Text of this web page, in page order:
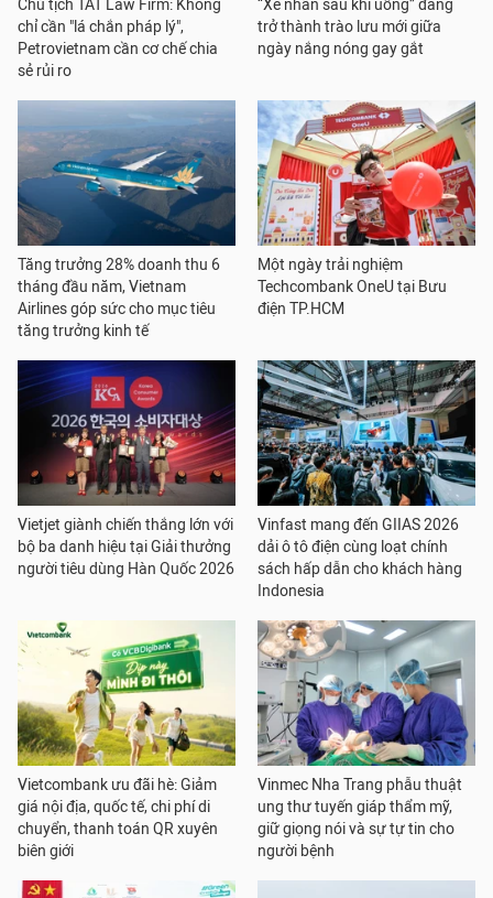
Chủ tịch TAT Law Firm: Không
chỉ cần "lá chắn pháp lý",
Petrovietnam cần cơ chế chia
sẻ rủi ro
“Xé nhãn sau khi uống” đang
trở thành trào lưu mới giữa
ngày nắng nóng gay gắt
Tăng trưởng 28% doanh thu 6
tháng đầu năm, Vietnam
Airlines góp sức cho mục tiêu
tăng trưởng kinh tế
Một ngày trải nghiệm
Techcombank OneU tại Bưu
điện TP.HCM
Vietjet giành chiến thắng lớn với
bộ ba danh hiệu tại Giải thưởng
người tiêu dùng Hàn Quốc 2026
Vinfast mang đến GIIAS 2026
dải ô tô điện cùng loạt chính
sách hấp dẫn cho khách hàng
Indonesia
Vietcombank ưu đãi hè: Giảm
giá nội địa, quốc tế, chi phí di
chuyển, thanh toán QR xuyên
biên giới
Vinmec Nha Trang phẫu thuật
ung thư tuyến giáp thẩm mỹ,
giữ giọng nói và sự tự tin cho
người bệnh